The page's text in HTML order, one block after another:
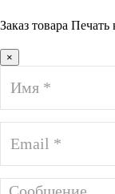
Заказ товара
×